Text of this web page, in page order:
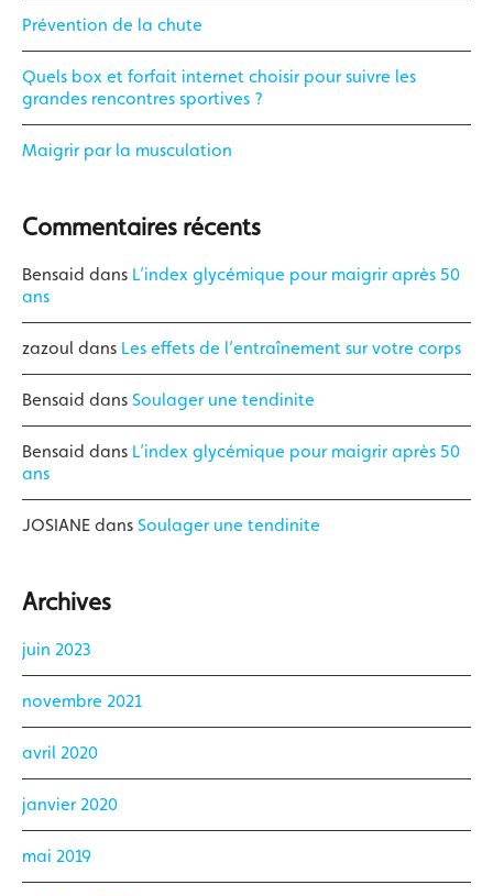
Prévention de la chute
Quels box et forfait internet choisir pour suivre les
grandes rencontres sportives ?
Maigrir par la musculation
Commentaires récents
Bensaid dans L’index glycémique pour maigrir après 50
ans
zazoul dans Les effets de l’entraînement sur votre corps
Bensaid dans Soulager une tendinite
Bensaid dans L’index glycémique pour maigrir après 50
ans
JOSIANE dans Soulager une tendinite
Archives
juin 2023
novembre 2021
avril 2020
janvier 2020
mai 2019